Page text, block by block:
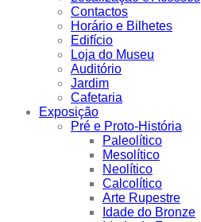
Contactos
Horário e Bilhetes
Edifício
Loja do Museu
Auditório
Jardim
Cafetaria
Exposição
Pré e Proto-História
Paleolítico
Mesolítico
Neolítico
Calcolítico
Arte Rupestre
Idade do Bronze